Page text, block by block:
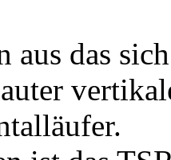
aus das